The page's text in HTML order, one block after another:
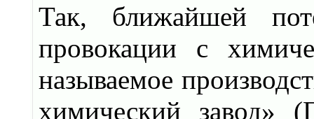
Так, ближайшей
провокации с
называемое
химический завод»